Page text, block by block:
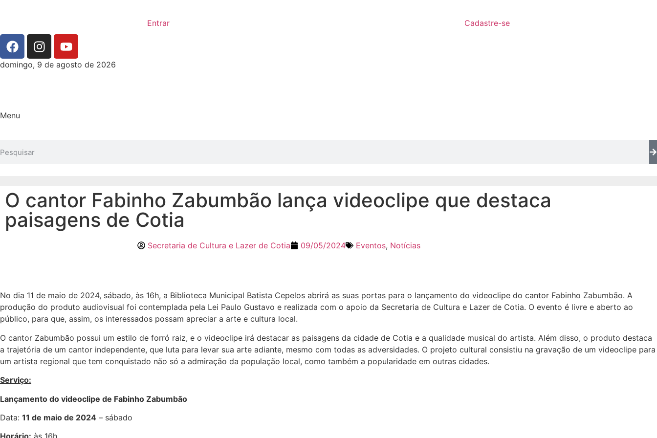
Entrar Cadastre-se
domingo, 9 de agosto de 2026
Menu
O cantor Fabinho Zabumbão lança videoclipe que destaca
paisagens de Cotia
Secretaria de Cultura e Lazer de Cotia 09/05/2024 Eventos, Notícias
No dia 11 de maio de 2024, sábado, às 16h, a Biblioteca Municipal Batista Cepelos abrirá as suas portas para o lançamento do videoclipe do cantor Fabinho Zabumbão. A
produção do produto audiovisual foi contemplada pela Lei Paulo Gustavo e realizada com o apoio da Secretaria de Cultura e Lazer de Cotia. O evento é livre e aberto ao
público, para que, assim, os interessados possam apreciar a arte e cultura local.
O cantor Zabumbão possui um estilo de forró raiz, e o videoclipe irá destacar as paisagens da cidade de Cotia e a qualidade musical do artista. Além disso, o produto destaca
a trajetória de um cantor independente, que luta para levar sua arte adiante, mesmo com todas as adversidades. O projeto cultural consistiu na gravação de um videoclipe para
um artista regional que tem conquistado não só a admiração da população local, como também a popularidade em outras cidades.
Serviço:
Lançamento do videoclipe de Fabinho Zabumbão
Data: 11 de maio de 2024 – sábado